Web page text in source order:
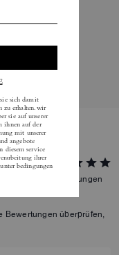
Bewertungen
Bewertungen überprüfen,